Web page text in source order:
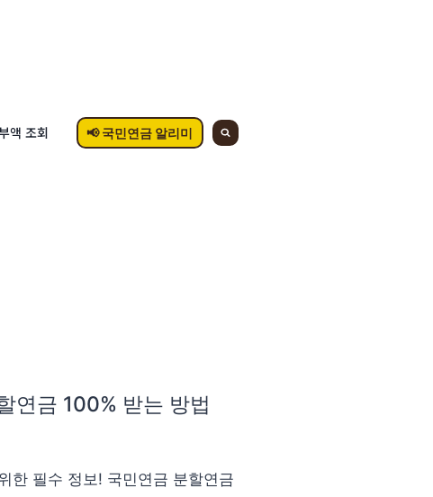
액 조회 📢 국민연금 알리미
연금 100% 받는 방법
한 필수 정보! 국민연금 분할연금